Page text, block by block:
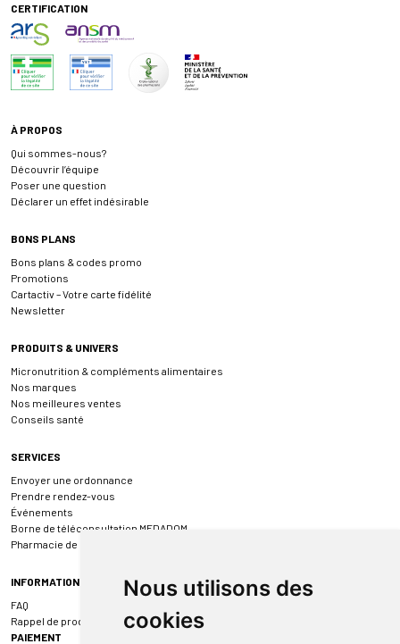
Nous utilisons des
cookies
CERTIFICATION
À PROPOS
Qui sommes-nous?
Découvrir l’équipe
Poser une question
Déclarer un effet indésirable
BONS PLANS
Bons plans & codes promo
Promotions
Cartactiv – Votre carte fidélité
Newsletter
PRODUITS & UNIVERS
Micronutrition & compléments alimentaires
Nos marques
Nos meilleures ventes
Conseils santé
SERVICES
Envoyer une ordonnance
Prendre rendez-vous
Événements
Borne de téléconsultation MEDADOM
Pharmacie de garde
INFORMATIONS
FAQ
Rappel de produit
PAIEMENT